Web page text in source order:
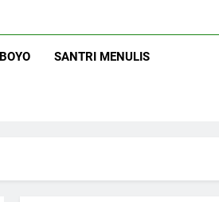
SANTRI MENULIS